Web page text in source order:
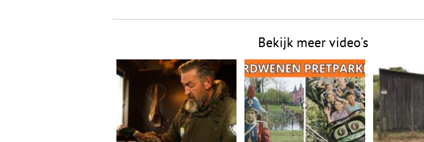
Bekijk meer video's